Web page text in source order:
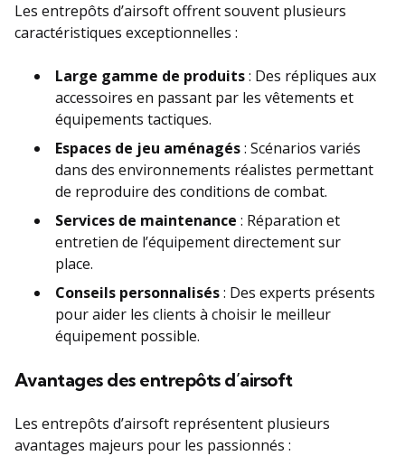
Les entrepôts d’airsoft offrent souvent plusieurs
caractéristiques exceptionnelles :
Large gamme de produits: Des répliques aux
accessoires en passant par les vêtements et
équipements tactiques.
Espaces de jeu aménagés: Scénarios variés
dans des environnements réalistes permettant
de reproduire des conditions de combat.
Services de maintenance : Réparation et
entretien de l’équipement directement sur
place.
Conseils personnalisés: Des experts présents
pour aider les clients à choisir le meilleur
équipement possible.
Avantages des entrepôts d’airsoft
Les entrepôts d’airsoft représentent plusieurs
avantages majeurs pour les passionnés :